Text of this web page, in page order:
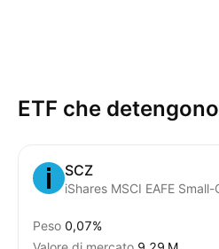
ETF che detengono
SCZ
Peso 0,07%